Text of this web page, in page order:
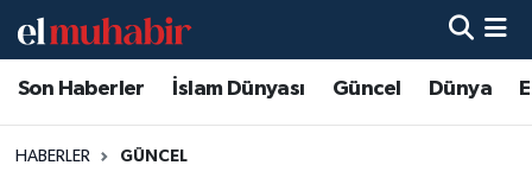
Son Haberler İslam Dünyası Güncel Dünya
HABERLER GÜNCEL
Hava Durumu
Trafik Durumu